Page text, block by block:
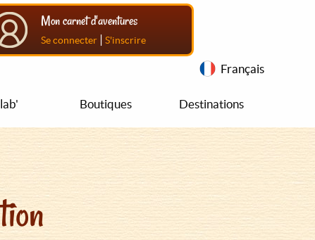
Mon carnet d'aventures
Se connecter | S'inscrire
Français
Boutiques Destinations